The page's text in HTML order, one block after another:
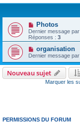
Photos
Dernier message par
Réponses : 3
organisation
Dernier message par
Nouveau sujet
Marquer les
PERMISSIONS DU FORUM